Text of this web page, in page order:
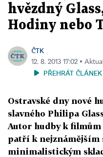
hvězdný
Hodiny nebo
ČTK
12. 8. 2013 17:02 ▪
PŘEHRÁT ČLÁNEK
Ostravské dny nové
slavného Philipa
Autor hudby k
patří k nejznámějším
minimalistickým